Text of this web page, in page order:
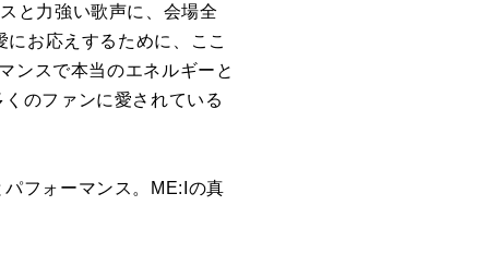
と力強い歌声に、会場全
お応えするために、ここ
ンスで本当のエネルギーと
のファンに愛されている
フォーマンス。ME:Iの真